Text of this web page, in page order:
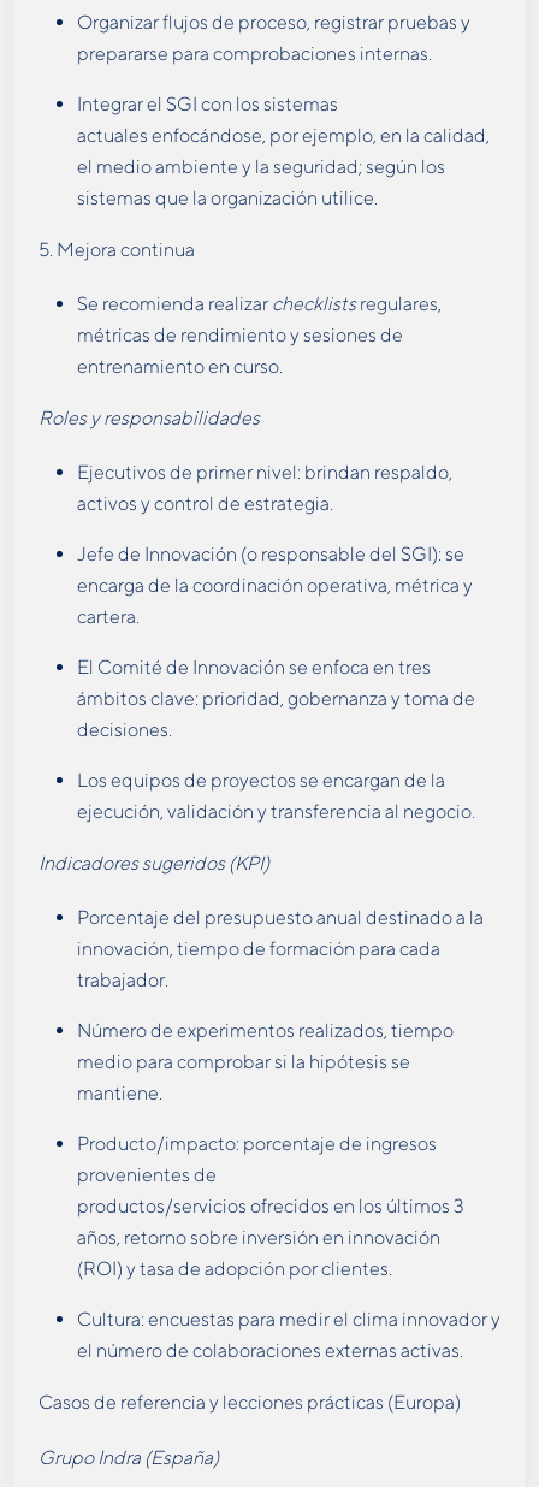
Organizar flujos de proceso, registrar pruebas y
prepararse para comprobaciones internas.
Integrar el SGI con los sistemas
actuales enfocándose, por ejemplo, en la calidad,
el medio ambiente y la seguridad; según los
sistemas que la organización utilice.
5. Mejora continua
Se recomienda realizar checklistsregulares,
métricas de rendimiento y sesiones de
entrenamiento en curso.
Roles y responsabilidades
Ejecutivos de primer nivel: brindan respaldo,
activos y control de estrategia.
Jefe de Innovación (o responsable del SGI): se
encarga de la coordinación operativa, métrica y
cartera.
El Comité de Innovación se enfoca en tres
ámbitos clave: prioridad, gobernanza y toma de
decisiones.
Los equipos de proyectos se encargan de la
ejecución, validación y transferencia al negocio.
Indicadores sugeridos (KPI)
Porcentaje del presupuesto anual destinado a la
innovación, tiempo de formación para cada
trabajador.
Número de experimentos realizados, tiempo
medio para comprobar si la hipótesis se
mantiene.
Producto/impacto: porcentaje de ingresos
provenientes de
productos/servicios ofrecidos en los últimos 3
años, retorno sobre inversión en innovación
(ROI) y tasa de adopción por clientes.
Cultura: encuestas para medir el clima innovador y
el número de colaboraciones externas activas.
Casos de referencia y lecciones prácticas (Europa)
Grupo Indra (España)